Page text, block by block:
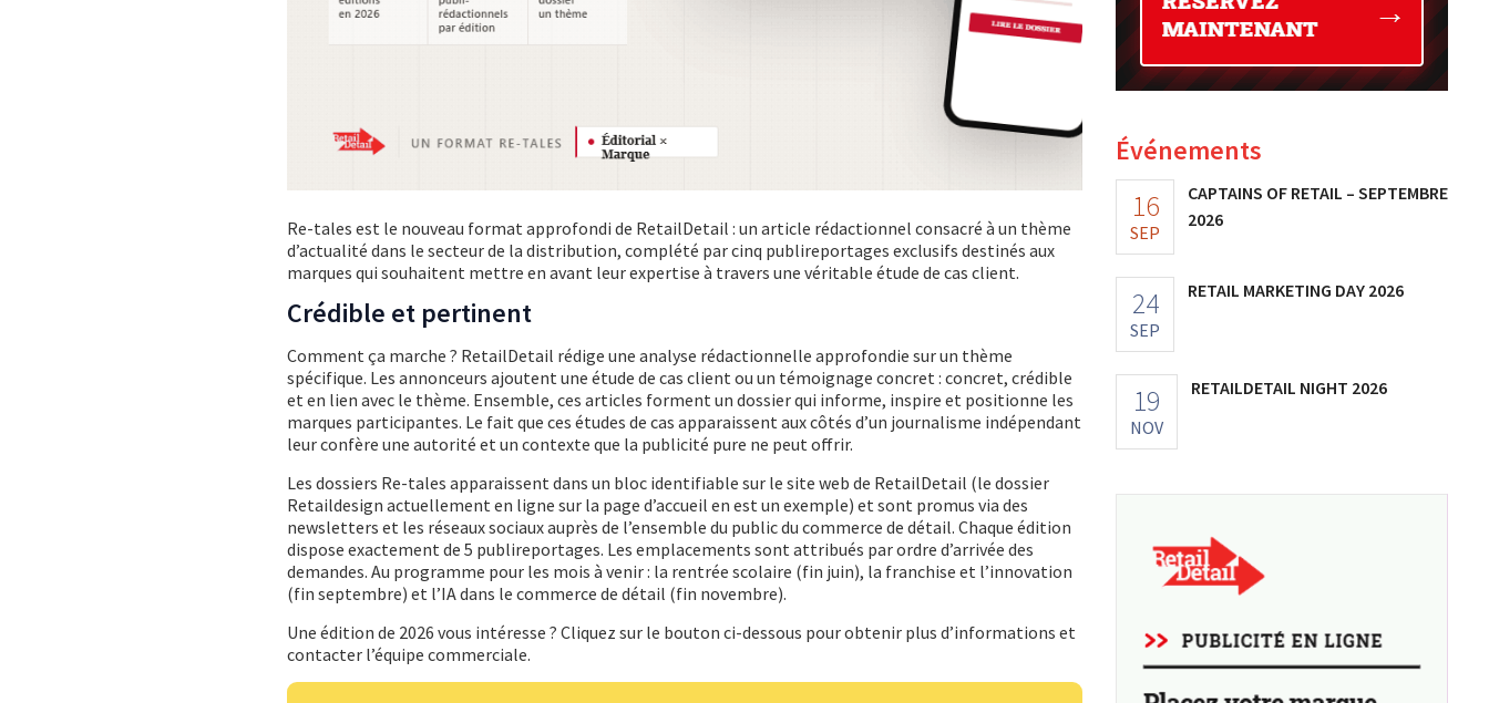
Re-tales est le nouveau format approfondi de RetailDetail : un article rédactionnel consacré à un thème
d’actualité dans le secteur de la distribution, complété par cinq publireportages exclusifs destinés aux
marques qui souhaitent mettre en avant leur expertise à travers une véritable étude de cas client.
Crédible et pertinent
Comment ça marche ? RetailDetail rédige une analyse rédactionnelle approfondie sur un thème
spécifique. Les annonceurs ajoutent une étude de cas client ou un témoignage concret : concret, crédible
et en lien avec le thème. Ensemble, ces articles forment un dossier qui informe, inspire et positionne les
marques participantes. Le fait que ces études de cas apparaissent aux côtés d’un journalisme indépendant
leur confère une autorité et un contexte que la publicité pure ne peut offrir.
Les dossiers Re-tales apparaissent dans un bloc identifiable sur le site web de RetailDetail (le dossier
Retaildesign actuellement en ligne sur la page d’accueil en est un exemple) et sont promus via des
newsletters et les réseaux sociaux auprès de l’ensemble du public du commerce de détail. Chaque édition
dispose exactement de 5 publireportages. Les emplacements sont attribués par ordre d’arrivée des
demandes. Au programme pour les mois à venir : la rentrée scolaire (fin juin), la franchise et l’innovation
(fin septembre) et l’IA dans le commerce de détail (fin novembre).
Une édition de 2026 vous intéresse ? Cliquez sur le bouton ci-dessous pour obtenir plus d’informations et
contacter l’équipe commerciale.
Événements
16
SEP
CAPTAINS OF RETAIL – SEPTEMBRE
2026
24
SEP
RETAIL MARKETING DAY 2026
19
NOV
RETAILDETAIL NIGHT 2026